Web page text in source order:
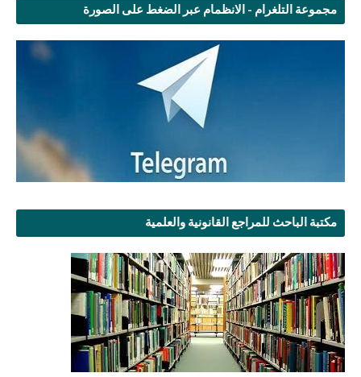
مجموعة التلغرام - الانظمام عبر الضغط على الصورة
مكتبة الباحث للمراجع القانونية والعلمية